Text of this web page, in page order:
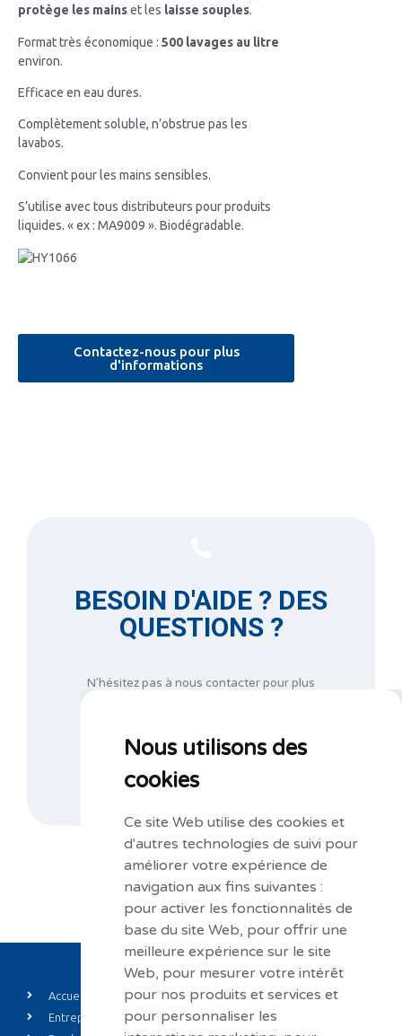
Nous utilisons des
cookies
Ce site Web utilise des cookies et
d'autres technologies de suivi pour
améliorer votre expérience de
navigation aux fins suivantes :
pour activer les fonctionnalités de
base du site Web, pour offrir une
meilleure expérience sur le site
Web, pour mesurer votre intérêt
pour nos produits et services et
pour personnaliser les
protège les mainset les laisse souples.
Format très économique : 500 lavages au litre
environ.
Efficace en eau dures.
Complètement soluble, n’obstrue pas les
lavabos.
Convient pour les mains sensibles.
S’utilise avec tous distributeurs pour produits
liquides. « ex : MA9009 ». Biodégradable.
Contactez-nous pour plus
d'informations
BESOIN D'AIDE ? DES
QUESTIONS ?
N’hésitez pas à nous contacter pour plus
NOUS CONTACTER
Accueil
Entreprise
Private label
Actualités